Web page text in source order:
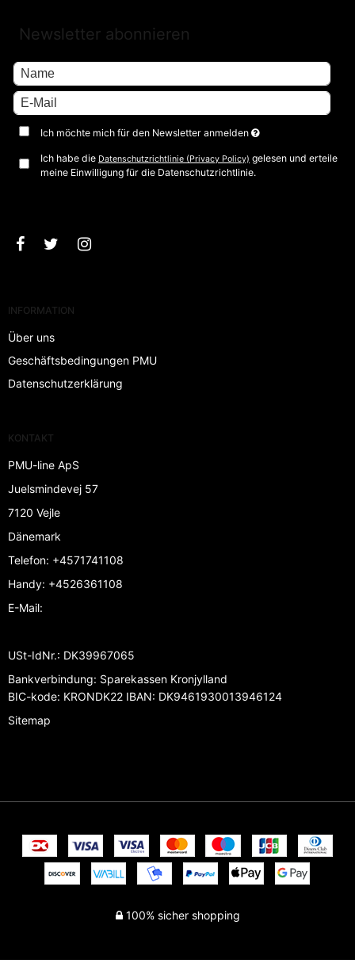
Newsletter abonnieren
Ich möchte mich für den Newsletter anmelden
Ich habe die Datenschutzrichtlinie (Privacy Policy) gelesen und erteile
meine Einwilligung für die Datenschutzrichtlinie.
INFORMATION
Über uns
Geschäftsbedingungen PMU
Datenschutzerklärung
KONTAKT
PMU-line ApS
Juelsmindevej 57
7120 Vejle
Dänemark
Telefon: +4571741108
Handy: +4526361108
E-Mail:
USt-IdNr.: DK39967065
Bankverbindung: Sparekassen Kronjylland
BIC-kode: KRONDK22 IBAN: DK9461930013946124
Sitemap
100% sicher shopping